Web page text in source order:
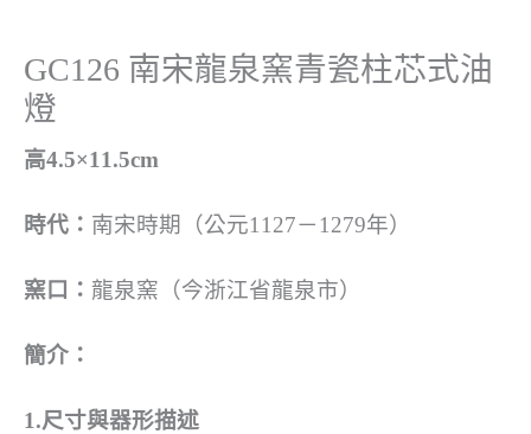
GC126 南宋龍泉窯青瓷柱芯式油
燈
高4.5×11.5cm
時代： 南宋時期（公元1127－1279年）
窯口： 龍泉窯（今浙江省龍泉市）
簡介：
1.尺寸與器形描述